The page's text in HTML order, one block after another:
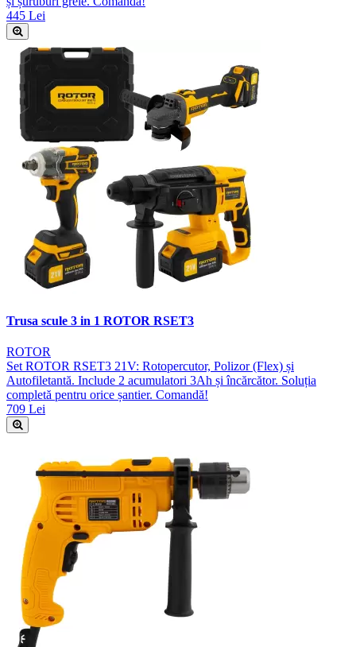
445 Lei
Trusa scule 3 in 1 ROTOR RSET3
ROTOR
Set ROTOR RSET3 21V: Rotopercutor, Polizor (Flex) și
Autofiletantă. Include 2 acumulatori 3Ah și încărcător. Soluția
completă pentru orice șantier. Comandă!
709 Lei